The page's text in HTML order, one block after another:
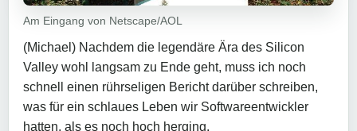
Am Eingang von Netscape/AOL
(Michael) Nachdem die legendäre Ära des Silicon
Valley wohl langsam zu Ende geht, muss ich noch
schnell einen rührseligen Bericht darüber schreiben,
was für ein schlaues Leben wir Softwareentwickler
hatten, als es noch hoch herging.